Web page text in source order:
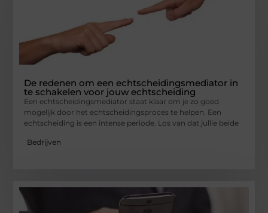
De redenen om een echtscheidingsmediator in
te schakelen voor jouw echtscheiding
Een echtscheidingsmediator staat klaar om je zo goed
mogelijk door het echtscheidingsproces te helpen. Een
echtscheiding is een intense periode. Los van dat jullie beide
Bedrijven